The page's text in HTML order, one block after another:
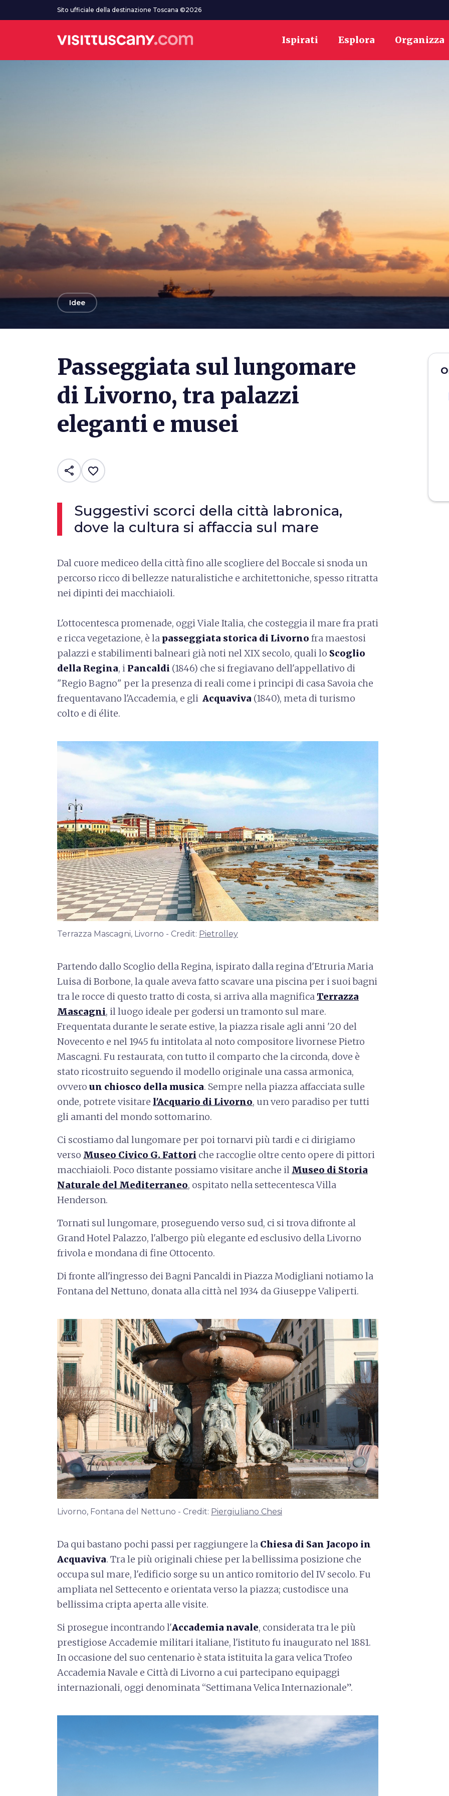
Vai al contenuto principaleSito ufficiale della destinazione Toscana ©2026
Ispirati Esplora Organizza
arrow_backIdee
Passeggiata sul lungomare
di Livorno, tra palazzi
eleganti e musei
share favorite_border
Suggestivi scorci della città labronica,
dove la cultura si affaccia sul mare
Dal cuore mediceo della città fino alle scogliere del Boccale si snoda un
percorso ricco di bellezze naturalistiche e architettoniche, spesso ritratta
nei dipinti dei macchiaioli.
L'ottocentesca promenade, oggi Viale Italia, che costeggia il mare fra prati
e ricca vegetazione, è la passeggiata storica di Livorno fra maestosi
palazzi e stabilimenti balneari già noti nel XIX secolo, quali lo Scoglio
della Regina, i Pancaldi (1846) che si fregiavano dell'appellativo di
"Regio Bagno" per la presenza di reali come i principi di casa Savoia che
frequentavano l'Accademia, e gli Acquaviva (1840), meta di turismo
colto e di élite.
Terrazza Mascagni, Livorno - Credit: Pietrolley
Partendo dallo Scoglio della Regina, ispirato dalla regina d'Etruria Maria
Luisa di Borbone, la quale aveva fatto scavare una piscina per i suoi bagni
tra le rocce di questo tratto di costa, si arriva alla magnifica Terrazza
Mascagni, il luogo ideale per godersi un tramonto sul mare.
Frequentata durante le serate estive, la piazza risale agli anni '20 del
Novecento e nel 1945 fu intitolata al noto compositore livornese Pietro
Mascagni. Fu restaurata, con tutto il comparto che la circonda, dove è
stato ricostruito seguendo il modello originale una cassa armonica,
ovvero un chiosco della musica. Sempre nella piazza affacciata sulle
onde, potrete visitare l'Acquario di Livorno, un vero paradiso per tutti
gli amanti del mondo sottomarino.
Ci scostiamo dal lungomare per poi tornarvi più tardi e ci dirigiamo
verso Museo Civico G. Fattori che raccoglie oltre cento opere di pittori
macchiaioli. Poco distante possiamo visitare anche il Museo di Storia
Naturale del Mediterraneo, ospitato nella settecentesca Villa
Henderson.
Tornati sul lungomare, proseguendo verso sud, ci si trova difronte al
Grand Hotel Palazzo, l'albergo più elegante ed esclusivo della Livorno
frivola e mondana di fine Ottocento.
Di fronte all'ingresso dei Bagni Pancaldi in Piazza Modigliani notiamo la
Fontana del Nettuno, donata alla città nel 1934 da Giuseppe Valiperti.
Livorno, Fontana del Nettuno - Credit: Piergiuliano Chesi
Da qui bastano pochi passi per raggiungere la Chiesa di San Jacopo in
Acquaviva. Tra le più originali chiese per la bellissima posizione che
occupa sul mare, l'edificio sorge su un antico romitorio del IV secolo. Fu
ampliata nel Settecento e orientata verso la piazza; custodisce una
bellissima cripta aperta alle visite.
Si prosegue incontrando l'Accademia navale, considerata tra le più
prestigiose Accademie militari italiane, l'istituto fu inaugurato nel 1881.
In occasione del suo centenario è stata istituita la gara velica Trofeo
Accademia Navale e Città di Livorno a cui partecipano equipaggi
internazionali, oggi denominata “Settimana Velica Internazionale”.